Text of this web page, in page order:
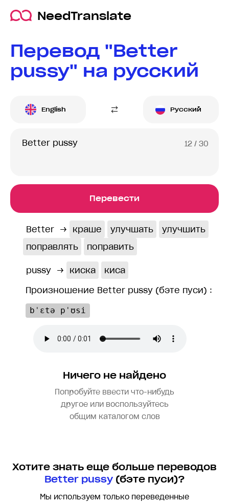
NeedTranslate
Перевод "Better
pussy" на русский
English Русский
12 / 30
Перевести
Better → краше улучшать
улучшить
поправлять
поправить
pussy → киска
киса
Произношение Better pussy (бэте пуси) :
bˈɛtə pˈʊsi
Ничего не найдено
Попробуйте ввести что-нибудь
другое или воспользуйтесь
общим каталогом слов
Хотите знать еще больше переводов
Better pussy(бэте пуси)?
Мы используем только переведенные